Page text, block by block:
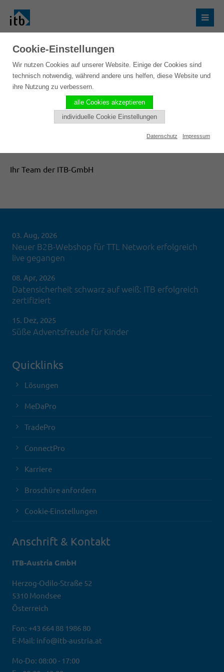
Vielen Dank!
Vielen Dank für Ihre Nachricht!
Wir werden uns schnellstmöglich mit Ihnen in
Ihr Team der ITB-GmbH
03. Aug, 2026
Neuer B2B-Webshop für TTL Network erfolgreich
live gegangen
08. Apr, 2026
Datensicherheit schwarz auf weiß: ITB erfolgreich
zertifiziert
15. Dez, 2025
Süße Adventsfreude für Kinder
Quicklinks
Lösungen
MeDaPro
TradePro
ConnectPro
Karriere
Broschüre anfordern
Cookie-Einstellungen
Anschrift & Kontakt
ITB-Austria GmbH
Herzog-Odilo-Straße 52
5310 Mondsee
Österreich
Fon: +43 664 88 1986 80
E-Mail: info@itb-austria.at
Mo-Do: 08:00 - 17:00
Cookie-Einstellungen
Wir nutzen Cookies auf unserer Website. Einige der Cookies sind
technisch notwendig, während andere uns helfen, diese Website und
ihre Nutzung zu verbessern.
alle Cookies akzeptieren
individuelle Cookie Einstellungen
Datenschutz Impressum